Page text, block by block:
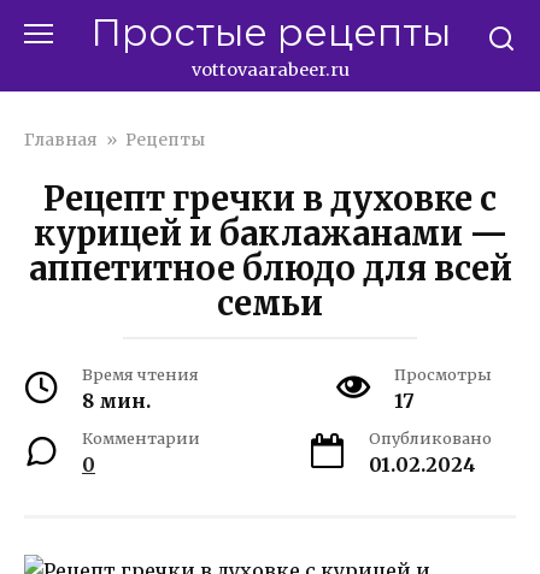
Простые рецепты
vottovaarabeer.ru
Главная » Рецепты
Рецепт гречки в духовке с
курицей и баклажанами —
аппетитное блюдо для всей
семьи
Время чтения
8 мин.
Просмотры
17
Комментарии
0
Опубликовано
01.02.2024